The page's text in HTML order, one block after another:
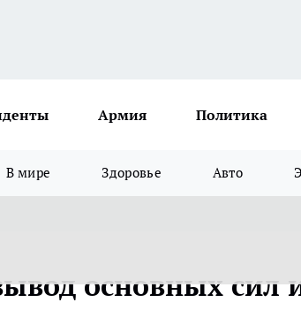
Армия Политика
В мире Здоровье Авто
основных сил